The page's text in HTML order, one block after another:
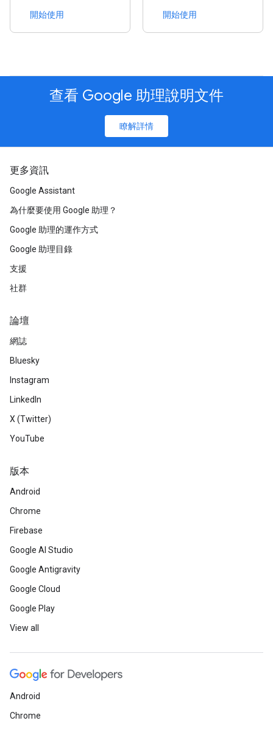
開始使用 開始使用
查看 Google 助理說明文件
瞭解詳情
更多資訊
Google Assistant
為什麼要使用 Google 助理？
Google 助理的運作方式
Google 助理目錄
支援
社群
論壇
網誌
Bluesky
Instagram
LinkedIn
X (Twitter)
YouTube
版本
Android
Chrome
Firebase
Google AI Studio
Google Antigravity
Google Cloud
Google Play
View all
Android
Chrome